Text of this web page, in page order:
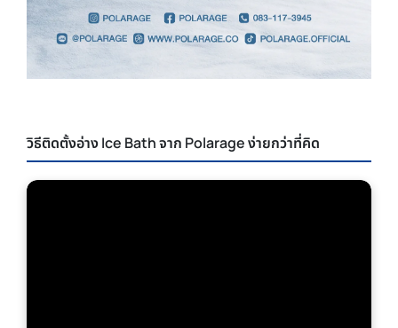
วิธีติดตั้งอ่าง Ice Bath จาก Polarage ง่ายกว่าที่คิด